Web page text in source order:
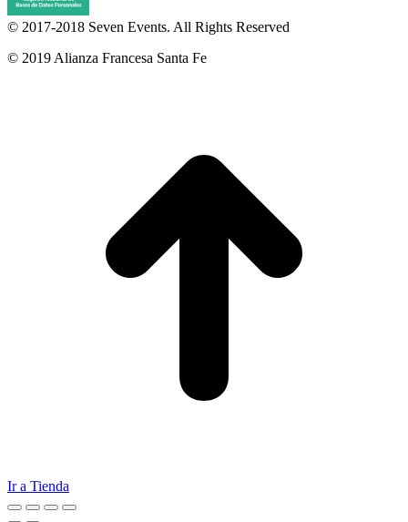
© 2017-2018 Seven Events. All Rights Reserved
© 2019 Alianza Francesa Santa Fe
Ir a Tienda